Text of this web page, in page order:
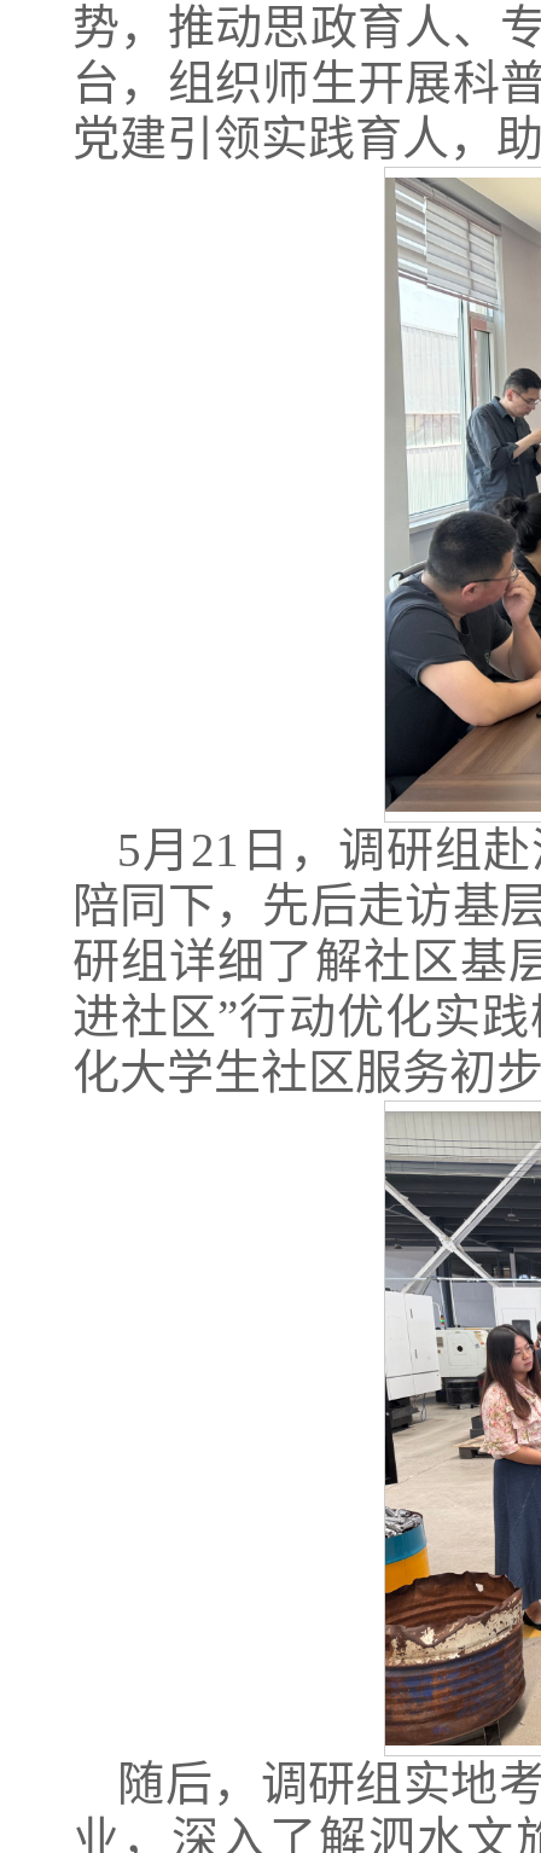
势，推动思政育人、
台，组织师生开展科
党建引领实践育人，
5月21日，调研组
陪同下，先后走访基
研组详细了解社区基
进社区”行动优化实
化大学生社区服务初
随后，调研组实地
业，深入了解泗水文